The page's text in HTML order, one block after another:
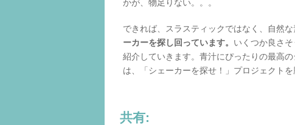
かが、物足りない。。。
できれば、スラスティックではなく、自然
ーカーを探し回っています。 いくつか良さ
紹介していきます。青汁にぴったりの最高
は、「シェーカーを探せ！」プロジェクトを
共有: